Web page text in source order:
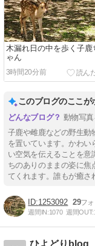
木漏れ日の中を歩く子鹿
ゃん
3時間20分前
このブログのここが
動物写
子鹿や雌鹿などの野生動
を置いています。かわい
い空気を伝えることを意
ちのありのままの姿に焦
てくれます。誰もが癒さ
1253092 29
週間IN:1070 週間OUT: